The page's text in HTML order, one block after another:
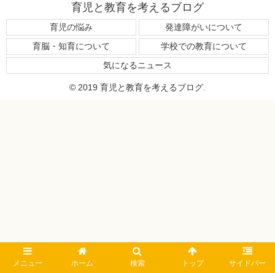
育児と教育を考えるブログ
育児の悩み
発達障がいについて
育脳・知育について
学校での教育について
気になるニュース
© 2019 育児と教育を考えるブログ.
メニュー ホーム 検索 トップ サイドバー